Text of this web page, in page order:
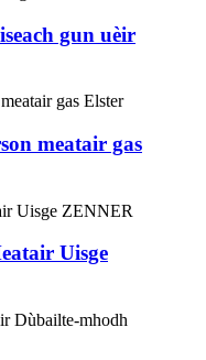
gun uèir
meatair gas
Uisge